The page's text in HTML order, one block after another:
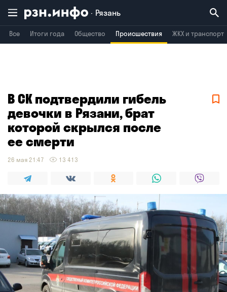
Рязань
Все Итоги года Общество Происшествия ЖКХ и транспорт
Воронеж Брянск
В СК подтвердили гибель
девочки в Рязани, брат
которой скрылся после
ее смерти
26 мая 21:47 13 413